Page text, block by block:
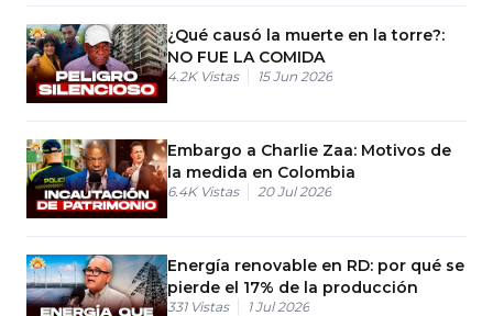
¿Qué causó la muerte en la torre?:
NO FUE LA COMIDA
4.2K Vistas 15 Jun 2026
Embargo a Charlie Zaa: Motivos de
la medida en Colombia
6.4K Vistas 20 Jul 2026
Energía renovable en RD: por qué se
pierde el 17% de la producción
331 Vistas 1 Jul 2026